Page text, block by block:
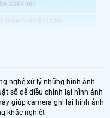
XOAY 360
NGHỆ AI
nghệ xử lý những hình ảnh
số để điều chỉnh lại hình ảnh
giúp camera ghi lại hình ảnh
khắc nghiệt